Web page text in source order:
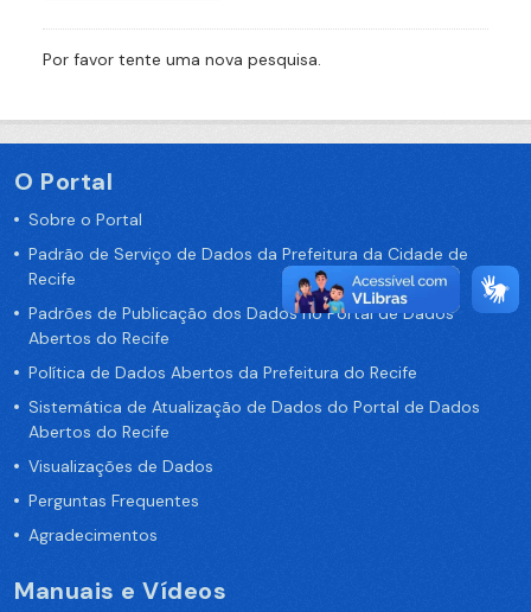
Por favor tente uma nova pesquisa.
O Portal
Sobre o Portal
Padrão de Serviço de Dados da Prefeitura da Cidade de
Recife
Padrões de Publicação dos Dados no Portal de Dados
Abertos do Recife
Política de Dados Abertos da Prefeitura do Recife
Sistemática de Atualização de Dados do Portal de Dados
Abertos do Recife
Visualizações de Dados
Perguntas Frequentes
Agradecimentos
Manuais e Vídeos